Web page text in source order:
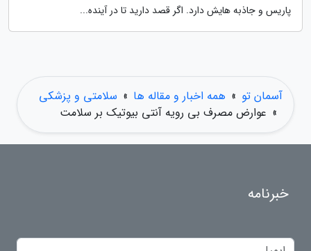
پاریس و جاذبه هایش دارد. اگر قصد دارید تا در آینده...
آسمان تو » همه اخبار و مقاله ها » سلامتی و پزشکی
» عوارض مصرف بی رویه آنتی بیوتیک بر سلامت
خبرنامه